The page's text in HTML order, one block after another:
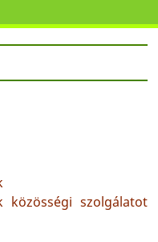
közösségi szolgálatot